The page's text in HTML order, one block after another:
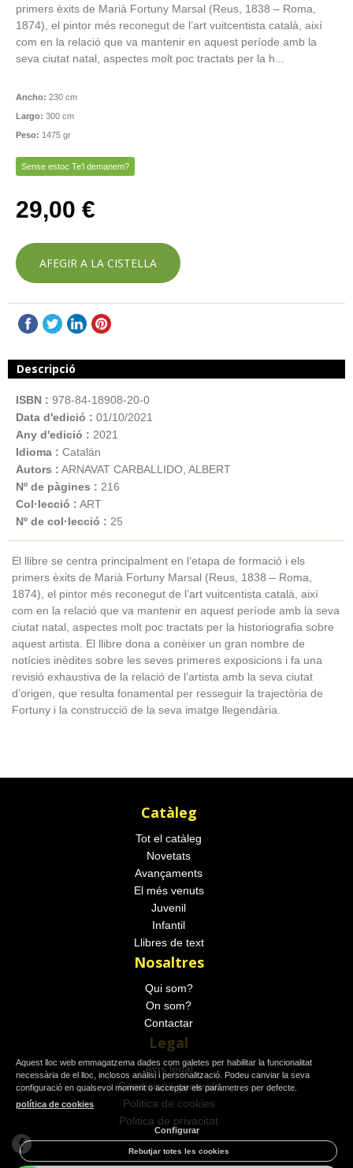
primers èxits de Marià Fortuny Marsal (Reus, 1838 – Roma,
1874), el pintor més reconegut de l’art vuitcentista català, així
com en la relació que va mantenir en aquest període amb la
seva ciutat natal, aspectes molt poc tractats per la h...
Ancho: 230 cm
Largo: 300 cm
Peso: 1475 gr
Sense estoc Te'l demanem?
29,00 €
AFEGIR A LA CISTELLA
Descripció
ISBN : 978-84-18908-20-0
Data d'edició : 01/10/2021
Any d'edició : 2021
Idioma : Catalán
Autors : ARNAVAT CARBALLIDO, ALBERT
Nº de pàgines : 216
Col·lecció : ART
Nº de col·lecció : 25
El llibre se centra principalment en l’etapa de formació i els
primers èxits de Marià Fortuny Marsal (Reus, 1838 – Roma,
1874), el pintor més reconegut de l’art vuitcentista català, així
com en la relació que va mantenir en aquest període amb la seva
ciutat natal, aspectes molt poc tractats per la historiografia sobre
aquest artista. El llibre dona a conèixer un gran nombre de
notícies inèdites sobre les seves primeres exposicions i fa una
revisió exhaustiva de la relació de l’artista amb la seva ciutat
d’origen, que resulta fonamental per resseguir la trajectòria de
Fortuny i la construcció de la seva imatge llegendària.
Catàleg
Tot el catàleg
Novetats
Avançaments
El més venuts
Juvenil
Infantil
Llibres de text
Nosaltres
Qui som?
On som?
Contactar
Legal
Avís legal
Condicions generals
Politica de cookies
Politica de privacitat
Aquest lloc web emmagatzema dades com galetes per habilitar la funcionalitat
necessària de el lloc, inclosos anàlisi i personalització. Podeu canviar la seva
configuració en qualsevol moment o acceptar els paràmetres per defecte.
política de cookies
Configurar
Rebutjar totes les cookies